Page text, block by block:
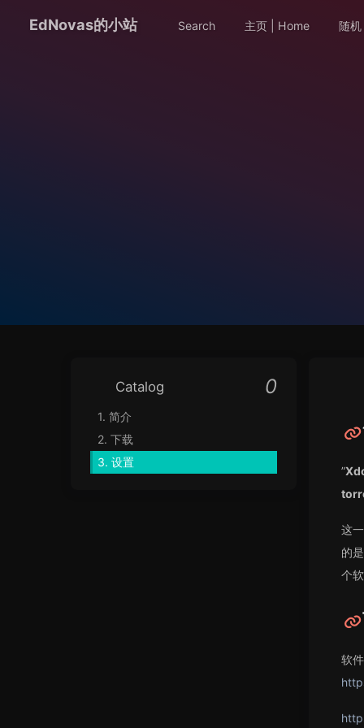
EdNovas的小站 Search 主页 | Home 随
”
这
的
个
软
Catalog
1. 简介
2. 下载
3. 设置